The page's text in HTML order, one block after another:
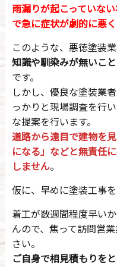
雨漏りが起こっていな
で急に症状が劇的に悪
このような、悪徳塗装業
知識や馴染みが無いこ
です。
しかし、優良な塗装業
っかりと現場調査を行
な提案を行います。
道路から遠目で建物を
になる」などと無責任
しません。
仮に、早めに塗装工事
着工が数週間程度早い
んので、焦って訪問営
さい。
ご自身で相見積もりを